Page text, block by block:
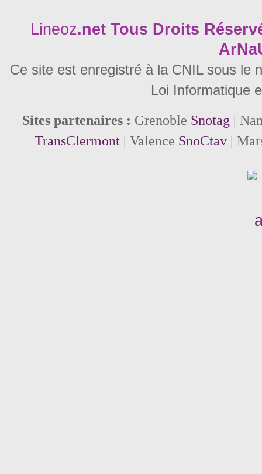
Lineoz.net Tous Droits
Ce site est enregistré à la CNIL sous le
Loi Informatique
Sites partenaires : Grenoble Snotag |
TransClermont| Valence SnoCtav|